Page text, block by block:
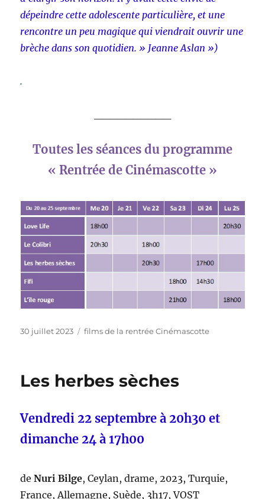
dépeindre cette adolescente particulière, et une
rencontre un peu magique qui viendrait ouvrir une
brèche dans son quotidien. » Jeanne Aslan »)
.
Toutes les séances du programme
« Rentrée de Cinémascotte »
Publié
30 juillet 2023 Catégories
films de la rentrée Cinémascotte
Les herbes sèches
Vendredi 22 septembre à 20h30 et
dimanche 24 à 17h00
deNuri Bilge, Ceylan, drame, 2023, Turquie,
France, Allemagne, Suède, 3h17, VOST